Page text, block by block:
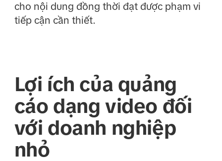
cho nội dung đồng thời đạt được phạm vi
tiếp cận cần thiết.
Lợi ích của quảng
cáo dạng video đối
với doanh nghiệp
nhỏ